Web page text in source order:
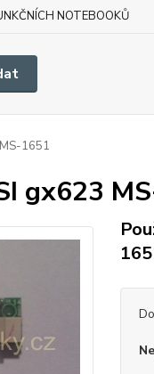
NOTEBOOKŮ
1651
gx623